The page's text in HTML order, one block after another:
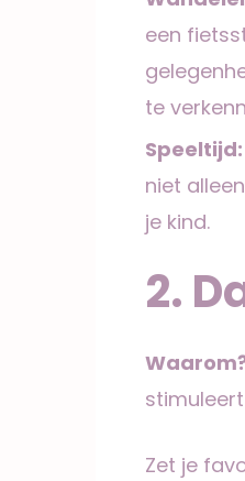
een
te
Speeltijd:
niet
je kind.
2.
Zet je